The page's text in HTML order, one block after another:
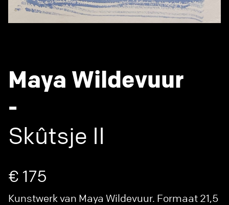
Maya Wildevuur
-
Skûtsje II
€ 175
Kunstwerk van Maya Wildevuur. Formaat 21,5